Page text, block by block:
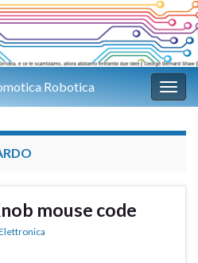
Robotica
mouse code